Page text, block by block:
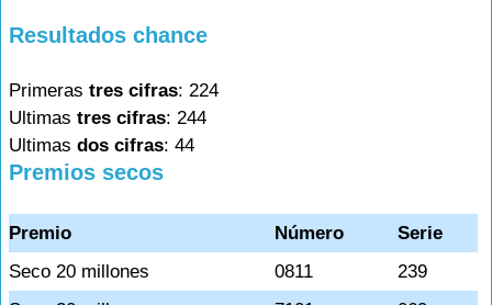
Resultados chance
Primeras tres cifras: 224
Ultimas tres cifras: 244
Ultimas dos cifras: 44
Premios secos
Premio Número
Serie
Seco 20 millones
0811
239